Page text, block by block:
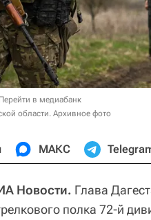
Перейти в медиабанк
области. Архивное фото
МАКС
Новости. Глава
полка 72-й